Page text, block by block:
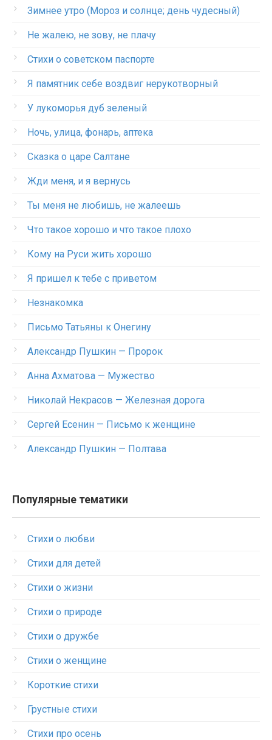
Зимнее утро (Мороз и солнце; день чудесный)
Не жалею, не зову, не плачу
Стихи о советском паспорте
Я памятник себе воздвиг нерукотворный
У лукоморья дуб зеленый
Ночь, улица, фонарь, аптека
Сказка о царе Салтане
Жди меня, и я вернусь
Ты меня не любишь, не жалеешь
Что такое хорошо и что такое плохо
Кому на Руси жить хорошо
Я пришел к тебе с приветом
Незнакомка
Письмо Татьяны к Онегину
Александр Пушкин — Пророк
Анна Ахматова — Мужество
Николай Некрасов — Железная дорога
Сергей Есенин — Письмо к женщине
Александр Пушкин — Полтава
Популярные тематики
Стихи о любви
Стихи для детей
Стихи о жизни
Стихи о природе
Стихи о дружбе
Стихи о женщине
Короткие стихи
Грустные стихи
Стихи про осень